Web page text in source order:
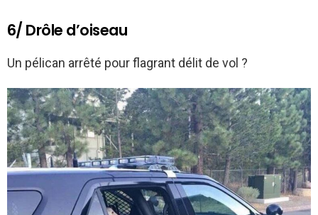
6/ Drôle d’oiseau
Un pélican arrêté pour flagrant délit de vol ?